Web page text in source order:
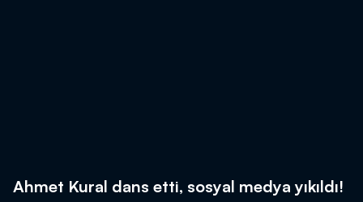
Ahmet Kural dans etti, sosyal medya yıkıldı!